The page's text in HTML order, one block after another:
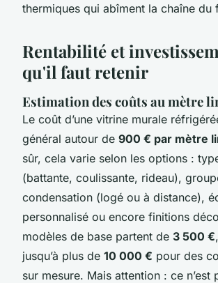
thermiques qui abîment la chaîne du
Rentabilité et
qu'il faut retenir
Estimation des coûts au mètre
Le coût d’une vitrine murale
général autour de 900 € par mètre
sûr, cela varie selon les options :
(battante, coulissante, rideau),
condensation (logé ou à distance),
personnalisé ou encore finitions
modèles de base partent de 3 500 €
jusqu’à plus de 10 000 € pour des
sur mesure. Mais attention : ce n’est